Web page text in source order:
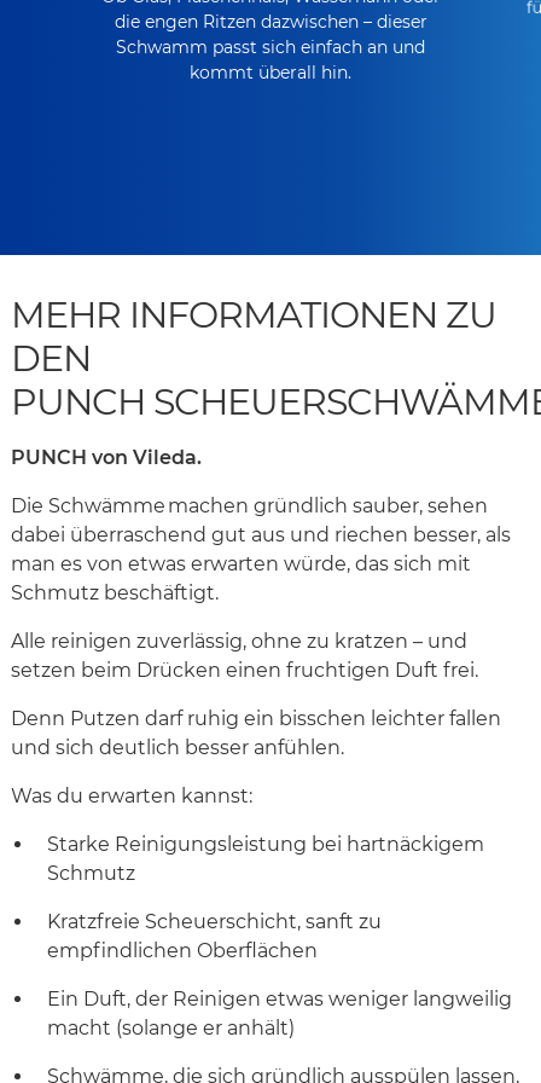
die engen Ritzen dazwischen – dieser
Schwamm passt sich einfach an und
kommt überall hin.
MEHR INFORMATIONEN ZU
DEN
PUNCH
PUNCH von Vileda.
Die Schwämme machen gründlich sauber, sehen
dabei überraschend gut aus und riechen besser, als
man es von etwas erwarten würde, das sich mit
Schmutz beschäftigt.
Alle reinigen zuverlässig, ohne zu kratzen – und
setzen beim Drücken einen fruchtigen Duft frei.
Denn Putzen darf ruhig ein bisschen leichter fallen
und sich deutlich besser anfühlen.
Was du erwarten kannst:
Starke Reinigungsleistung bei hartnäckigem
Schmutz
Kratzfreie Scheuerschicht, sanft zu
empfindlichen Oberflächen
Ein Duft, der Reinigen etwas weniger langweilig
macht (solange er anhält)
Schwämme, die sich gründlich ausspülen lassen,